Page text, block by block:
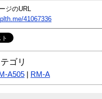
ジのURL
41067336
ゴリ
A505 RM-A